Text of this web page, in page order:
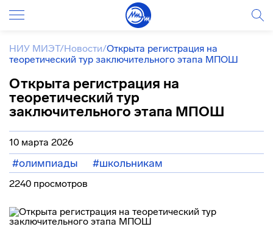
НИУ МИЭТ/Новости/Открыта регистрация на
теоретический тур заключительного этапа МПОШ
Открыта регистрация на
теоретический тур
заключительного этапа МПОШ
10 марта 2026
#олимпиады #школьникам
2240 просмотров